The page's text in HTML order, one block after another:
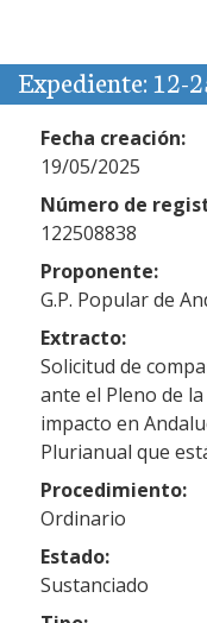
Expediente: 12-
Fecha creación:
19/05/2025
Número de
122508838
Proponente:
G.P. Popular de
Extracto:
Solicitud de
ante el Pleno de
impacto en
Plurianual que
Procedimiento:
Ordinario
Estado:
Sustanciado